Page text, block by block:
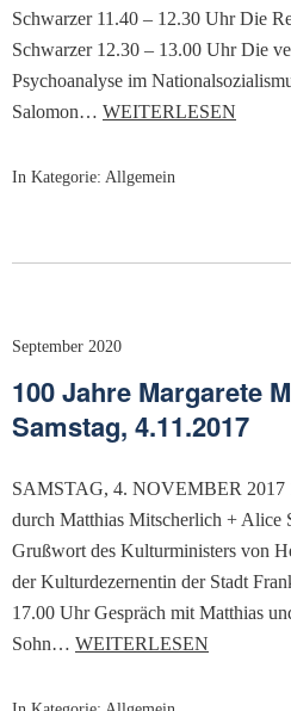
Schwarzer 11.40 – 12.30 Uhr Die
Schwarzer 12.30 – 13.00 Uhr Die
Psychoanalyse im
Salomon… WEITERLESEN
In Kategorie: Allgemein
September 2020
100 Jahre Margarete
Samstag, 4.11.2017
SAMSTAG, 4. NOVEMBER 2017
durch Matthias Mitscherlich + Alice
Grußwort des Kulturministers von
der Kulturdezernentin der Stadt
17.00 Uhr Gespräch mit Matthias
Sohn… WEITERLESEN